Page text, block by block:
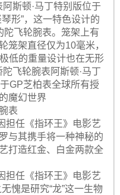
斯顿·马丁特别版位于
形”，这一特色设计的
陀飞轮腕表。笼架上有
笼架直径仅为10毫米，
低的重量设计也在无形
飞轮腕表阿斯顿·马丁
GP芝柏表全球所有授
魔幻世界
表
担任《指环王》电影艺
与其携手将一种神秘的
打造红金、白金两款全
担任《指环王》电影艺
愧是研究“龙”这一生物